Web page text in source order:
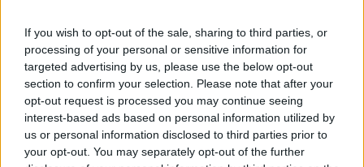
If you wish to opt-out of the sale, sharing to third parties, or
processing of your personal or sensitive information for
targeted advertising by us, please use the below opt-out
section to confirm your selection. Please note that after your
opt-out request is processed you may continue seeing
interest-based ads based on personal information utilized by
us or personal information disclosed to third parties prior to
your opt-out. You may separately opt-out of the further
Biden, primo presidente USA non in guerra
Papa Bergoglio vedrà Viktor Orbán
Bennet, un giorno in attesa di Biden
Il ritorno dei talebani
​La lenta agonia del Libano
Sudafrica, è allarme alimentare
Usa di nuovo al centro della geopolitica internazionale
L’appuntamento di Israele con il cambiamento